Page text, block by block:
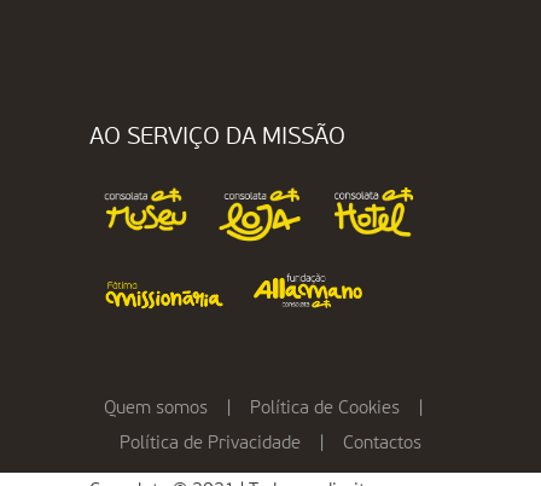
AO SERVIÇO DA MISSÃO
Quem somos Política de Cookies
Política de Privacidade
Contactos